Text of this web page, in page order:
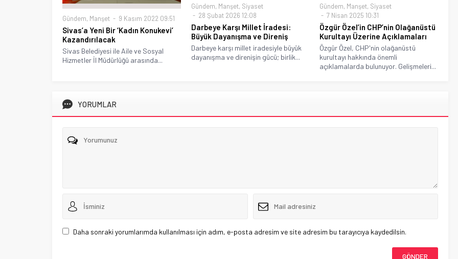
Gündem, Manşet 9 Kasım 2022 09:51
Sivas’a Yeni Bir ‘Kadın Konukevi’
Kazandırılacak
Sivas Belediyesi ile Aile ve Sosyal
Hizmetler İl Müdürlüğü arasında...
Gündem, Manşet, Siyaset
28 Şubat 2026 12:08
Darbeye Karşı Millet İradesi:
Büyük Dayanışma ve Direniş
Darbeye karşı millet iradesiyle büyük
dayanışma ve direnişin gücü; birlik...
Gündem, Manşet, Siyaset
7 Nisan 2025 10:31
Özgür Özel’in CHP’nin Olağanüstü
Kurultayı Üzerine Açıklamaları
Özgür Özel, CHP'nin olağanüstü
kurultayı hakkında önemli
açıklamalarda bulunuyor. Gelişmeleri...
YORUMLAR
Daha sonraki yorumlarımda kullanılması için adım, e-posta adresim ve site adresim bu tarayıcıya kaydedilsin.